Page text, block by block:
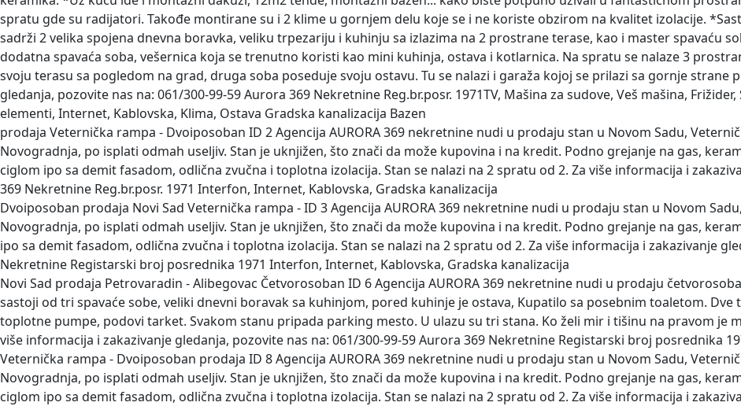
spratu gde su radijatori. Takođe montirane su i 2 klime u gornjem delu koje se i ne koriste obzirom na kvalitet izolacije.
sadrži 2 velika spojena dnevna boravka, veliku trpezariju i kuhinju sa izlazima na 2 prostrane terase, kao i master spavaću
dodatna spavaća soba, vešernica koja se trenutno koristi kao mini kuhinja, ostava i kotlarnica. Na spratu se nalaze 3
svoju terasu sa pogledom na grad, druga soba poseduje svoju ostavu. Tu se nalazi i garaža kojoj se prilazi sa gornje strane
gledanja, pozovite nas na: 061/300-99-59 Aurora 369 Nekretnine Reg.br.posr. 1971TV, Mašina za sudove, Veš mašina,
elementi, Internet, Kablovska, Klima, Ostava Gradska kanalizacija Bazen
prodaja Veternička rampa - Dvoiposoban ID 2 Agencija AURORA 369 nekretnine nudi u prodaju stan u Novom Sadu,
Novogradnja, po isplati odmah useljiv. Stan je uknjižen, što znači da može kupovina i na kredit. Podno grejanje na gas,
ciglom ipo sa demit fasadom, odlična zvučna i toplotna izolacija. Stan se nalazi na 2 spratu od 2. Za više informacija i
369 Nekretnine Reg.br.posr. 1971 Interfon, Internet, Kablovska, Gradska kanalizacija
Dvoiposoban prodaja Novi Sad Veternička rampa -ID 3 Agencija AURORA 369 nekretnine nudi u prodaju stan u Novom
Novogradnja, po isplati odmah useljiv. Stan je uknjižen, što znači da može kupovina i na kredit. Podno grejanje na gas,
ipo sa demit fasadom, odlična zvučna i toplotna izolacija. Stan se nalazi na 2 spratu od 2. Za više informacija i zakazivanje
Nekretnine Registarski broj posrednika 1971 Interfon, Internet, Kablovska, Gradska kanalizacija
Novi Sad prodaja Petrovaradin - Alibegovac Četvorosoban ID 6 Agencija AURORA 369 nekretnine nudi u prodaju
sastoji od tri spavaće sobe, veliki dnevni boravak sa kuhinjom, pored kuhinje je ostava, Kupatilo sa posebnim toaletom.
toplotne pumpe, podovi tarket. Svakom stanu pripada parking mesto. U ulazu su tri stana. Ko želi mir i tišinu na pravom je
više informacija i zakazivanje gledanja, pozovite nas na: 061/300-99-59 Aurora 369 Nekretnine Registarski broj posrednika
Veternička rampa - Dvoiposoban prodaja ID 8 Agencija AURORA 369 nekretnine nudi u prodaju stan u Novom Sadu,
Novogradnja, po isplati odmah useljiv. Stan je uknjižen, što znači da može kupovina i na kredit. Podno grejanje na gas,
ciglom ipo sa demit fasadom, odlična zvučna i toplotna izolacija. Stan se nalazi na 2 spratu od 2. Za više informacija i